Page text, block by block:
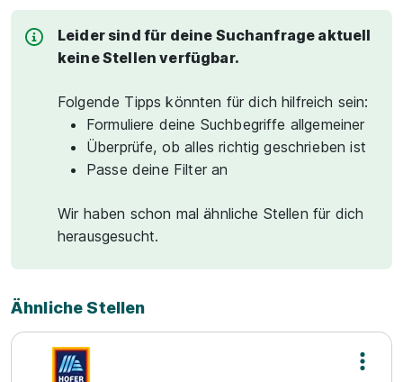
Leider sind für deine Suchanfrage aktuell
keine Stellen verfügbar.
Folgende Tipps könnten für dich hilfreich sein:
Formuliere deine Suchbegriffe allgemeiner
Überprüfe, ob alles richtig geschrieben ist
Passe deine Filter an
Wir haben schon mal ähnliche Stellen für dich
herausgesucht.
Ähnliche Stellen